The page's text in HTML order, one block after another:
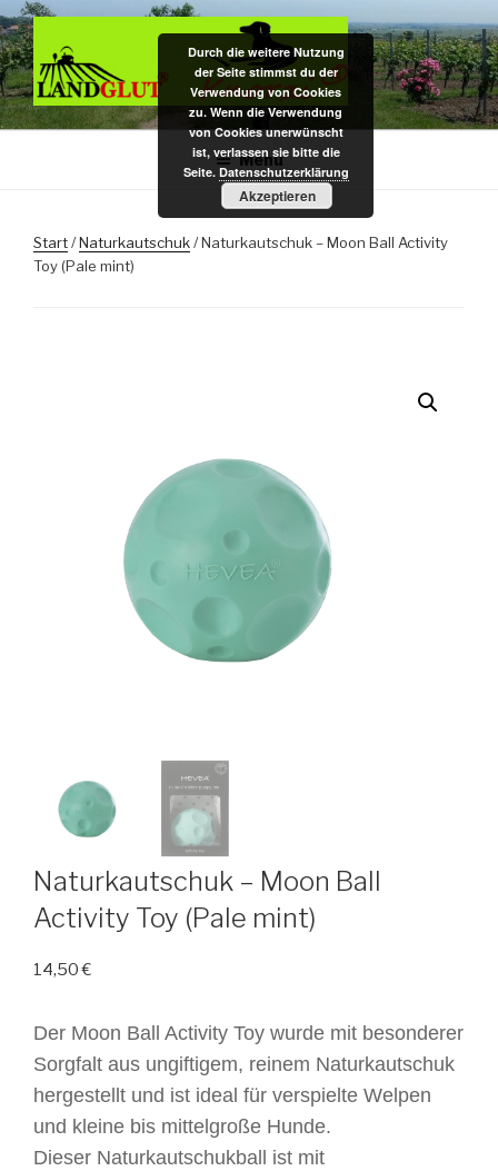
Zum
Inhalt
springen
DAS BIO KAUHOLZ AUS DER
Hundekauspielzeug / Zahnpflege- u. Kauholz / Dekoartikel f.
Nagarium u. Terrarium – das Original aus pfälzer Bio-Rebenholz
Menü
Start/Naturkautschuk/ Naturkautschuk – Moon Ball Activity
Toy (Pale mint)
Naturkautschuk – Moon Ball
Activity Toy (Pale mint)
14,50€
Der Moon Ball Activity Toy wurde mit besonderer
Sorgfalt aus ungiftigem, reinem Naturkautschuk
hergestellt und ist ideal für verspielte Welpen
und kleine bis mittelgroße Hunde.
Dieser Naturkautschukball ist mit
Durch die weitere Nutzung
der Seite stimmst du der
Verwendung von Cookies
zu. Wenn die Verwendung
von Cookies unerwünscht
ist, verlassen sie bitte die
Seite. Datenschutzerklärung
Akzeptieren